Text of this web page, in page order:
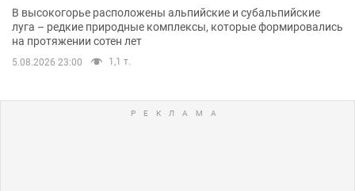
В высокогорье расположены альпийские и субальпийские
луга – редкие природные комплексы, которые формировались
на протяжении сотен лет
5.08.2026 23:00 1,1 т.